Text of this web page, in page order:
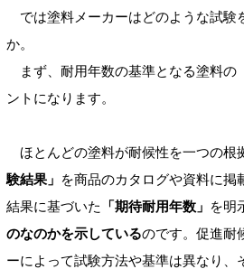
では塗料メーカーはどのような試験
か。
まず、耐用年数の基準となる塗料の
ントになります。
ほとんどの塗料が耐候性を一つの根
験結果」 を商品のカタログや資料に掲
結果に基づいた
「期待耐用年数」 を明
のなのかを示しているのです。促進耐
ーによって試験方法や基準は異なり、